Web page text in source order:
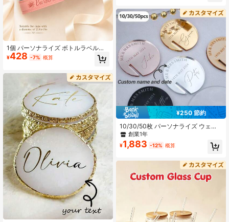
1個 パーソナライズ ボトルラベル、
再利用可能なシリコン製 滑り止め ネ
ームバンド、ボトル用ネームバン
ル用ドリンクカップ、カスタマイズ
ボトルラベル
¥428 -7% 概算
好家向けのユニークな名入れ刻印ビ
ール缶クーラー
¥250 節約
10/30/50枚 パーソナライズ ウェデ
ィング ネームプレースカード、カス
タム アクリルミラー ネーム ドリン
クラベル、カクテルカップマーカー
ェディングナプキンとテーブルセッ
ティング、ブライダルシャワー
創業1年
¥1,883 -12% 概算